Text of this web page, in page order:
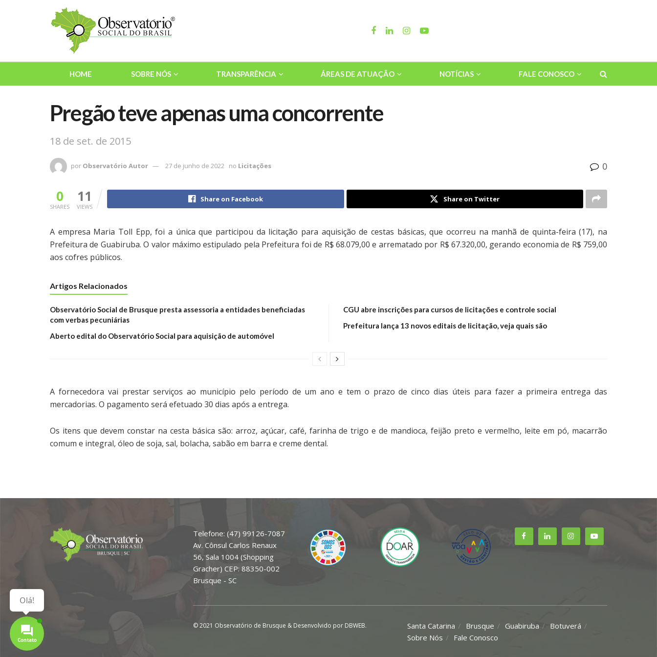
HOME SOBRE NÓS TRANSPARÊNCIA ÁREAS DE ATUAÇÃO NOTÍCIAS FALE CONOSCO
Pregão teve apenas uma concorrente
18 de set. de 2015
por Observatório Autor 27 de junho de 2022 no Licitações 0
0
SHARES
11
VIEWS
Share on Facebook Share on Twitter
A empresa Maria Toll Epp, foi a única que participou da licitação para aquisição de cestas básicas, que ocorreu na manhã de quinta-feira (17), na
Prefeitura de Guabiruba. O valor máximo estipulado pela Prefeitura foi de R$ 68.079,00 e arrematado por R$ 67.320,00, gerando economia de R$ 759,00
aos cofres públicos.
Artigos Relacionados
Observatório Social de Brusque presta assessoria a entidades beneficiadas
com verbas pecuniárias
Aberto edital do Observatório Social para aquisição de automóvel
CGU abre inscrições para cursos de licitações e controle social
Prefeitura lança 13 novos editais de licitação, veja quais são
A fornecedora vai prestar serviços ao município pelo período de um ano e tem o prazo de cinco dias úteis para fazer a primeira entrega das
mercadorias. O pagamento será efetuado 30 dias após a entrega.
Os itens que devem constar na cesta básica são: arroz, açúcar, café, farinha de trigo e de mandioca, feijão preto e vermelho, leite em pó, macarrão
comum e integral, óleo de soja, sal, bolacha, sabão em barra e creme dental.
Telefone: (47) 99126-7087
Av. Cônsul Carlos Renaux
56, Sala 1004 (Shopping
Gracher) CEP: 88350-002
Brusque - SC
© 2021 Observatório de Brusque & Desenvolvido por DBWEB. Santa Catarina Brusque Guabiruba
Botuverá
Sobre Nós
Fale Conosco
Contato
Olá!